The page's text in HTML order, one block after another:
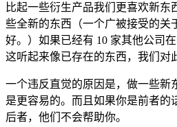
比起一些衍生产品我们更喜欢新东
些全新的东西（一个广被接受的关
好。）如果已经有 10 家其他公司
这听起来像已存在的东西，我们对
一个违反直觉的原因是，做一些新
是更容易的。而且如果你是前者的
后者，他们不会帮助你。